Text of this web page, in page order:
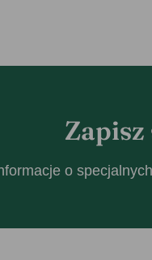
o